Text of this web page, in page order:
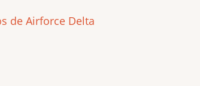
de Airforce Delta